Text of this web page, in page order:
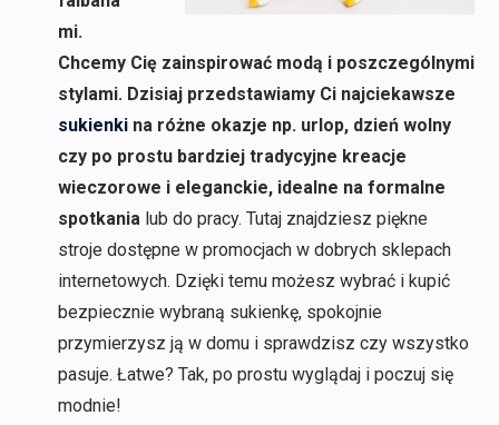
mi.
Chcemy Cię zainspirować modą i poszczególnymi
stylami. Dzisiaj przedstawiamy Ci najciekawsze
sukienkina różne okazje np. urlop, dzień wolny
czy po prostu bardziej tradycyjne kreacje
wieczorowe i eleganckie, idealne na formalne
spotkanialub do pracy. Tutaj znajdziesz piękne
stroje dostępne w promocjach w dobrych sklepach
internetowych. Dzięki temu możesz wybrać i kupić
bezpiecznie wybraną sukienkę, spokojnie
przymierzysz ją w domu i sprawdzisz czy wszystko
pasuje. Łatwe? Tak, po prostu wyglądaj i poczuj się
modnie!